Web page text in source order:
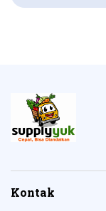
Kontak